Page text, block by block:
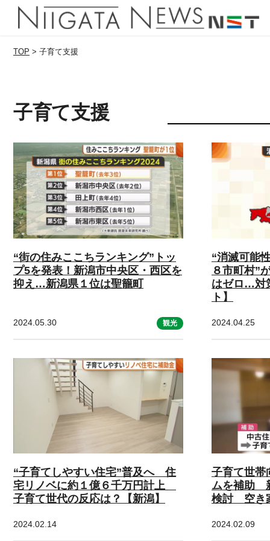
TOP > 子育て支援
子育て支援
“街の住みここちランキング”トッ
プ5を発表！新潟市中央区・西区を
抑え…新潟県１位は聖籠町
2024.05.30 観光
“消滅可能
８市町村”
はゼロ…対
ト】
2024.04.25
“子育てしやすい住宅”普及へ 住
宅リノベに約１億６千万円計上
子育て世代の反応は？【新潟】
2024.02.14
子育て世帯
ムを補助
検討 空き
2024.02.09